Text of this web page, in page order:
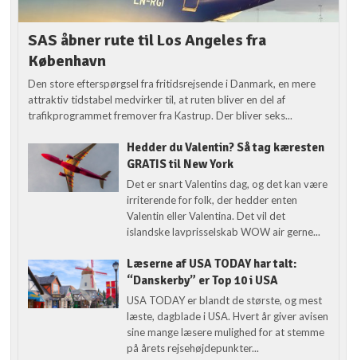
SAS åbner rute til Los Angeles fra
København
Den store efterspørgsel fra fritidsrejsende i Danmark, en mere
attraktiv tidstabel medvirker til, at ruten bliver en del af
trafikprogrammet fremover fra Kastrup. Der bliver seks...
Hedder du Valentin? Så tag kæresten
GRATIS til New York
Det er snart Valentins dag, og det kan være
irriterende for folk, der hedder enten
Valentin eller Valentina. Det vil det
islandske lavprisselskab WOW air gerne...
Læserne af USA TODAY har talt:
“Danskerby” er Top 10 i USA
USA TODAY er blandt de største, og mest
læste, dagblade i USA. Hvert år giver avisen
sine mange læsere mulighed for at stemme
på årets rejsehøjdepunkter...